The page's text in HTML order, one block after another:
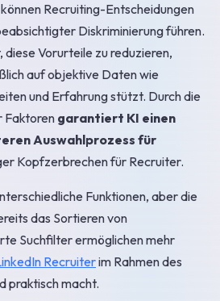
Recruiting-Entscheidungen
Diskriminierung führen.
diese Vorurteile zu reduzieren,
auf objektive Daten wie
und Erfahrung stützt. Durch die
Faktoren garantiert KI einen
Auswahlprozess für
Kopfzerbrechen für Recruiter.
Funktionen, aber die
das Sortieren von
Suchfilter ermöglichen mehr
Recruiterim Rahmen des
praktisch macht.